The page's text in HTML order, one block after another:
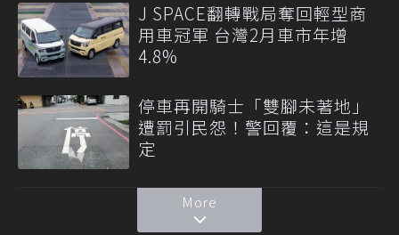
J SPACE翻轉戰局奪回輕型商
用車冠軍 台灣2月車市年增
4.8%
停車再開騎士「雙腳未著地」
遭罰引民怨！警回覆：這是規
定
More